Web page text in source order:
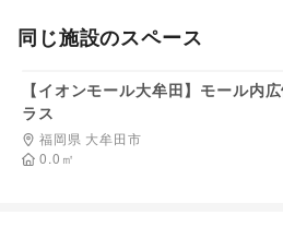
同じ施設のスペース
【イオンモール大牟田】モール内
ラス
福岡県 大牟田市
0.0 ㎡